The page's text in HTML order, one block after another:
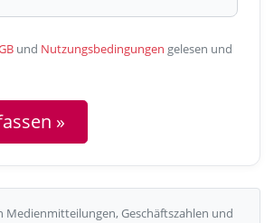
und Nutzungsbedingungen gelesen und
»
Medienmitteilungen, Geschäftszahlen und